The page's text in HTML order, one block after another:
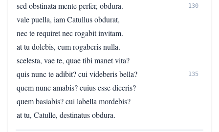
sed obstinata mente perfer, obdura.
130
vale puella, iam Catullus obdurat,
nec te requiret nec rogabit invitam.
at tu dolebis, cum rogaberis nulla.
scelesta, vae te, quae tibi manet vita?
quis nunc te adibit? cui videberis bella?
135
quem nunc amabis? cuius esse diceris?
quem basiabis? cui labella mordebis?
at tu, Catulle, destinatus obdura.